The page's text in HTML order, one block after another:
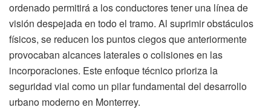
ordenado permitirá a los conductores tener una línea de
visión despejada en todo el tramo. Al suprimir obstáculos
físicos, se reducen los puntos ciegos que anteriormente
provocaban alcances laterales o colisiones en las
incorporaciones. Este enfoque técnico prioriza la
seguridad vial como un pilar fundamental del desarrollo
urbano moderno en Monterrey.